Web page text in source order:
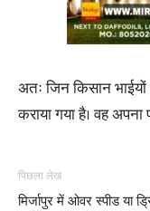
अतः जिन किसान भाईयों
कराया गया है। वह अपना
पिछला लेख
मिर्जापुर में ओवर स्पीड या